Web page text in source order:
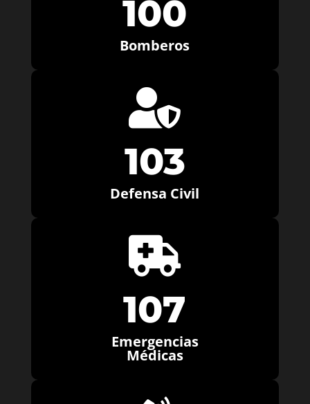
100
Bomberos

103
Defensa Civil

107
Emergencias
Médicas